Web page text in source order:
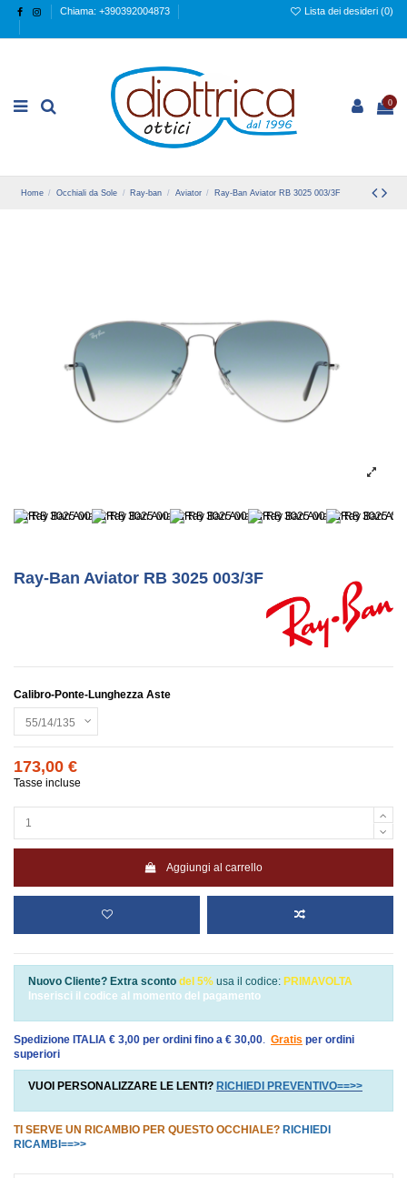
Chiama: +390392004873 Lista dei desideri (0)
0
Home Occhiali da Sole Ray-ban Aviator Ray-Ban Aviator RB 3025 003/3F
Ray-Ban Aviator RB 3025 003/3F
Calibro-Ponte-Lunghezza Aste
173,00 €
Tasse incluse
Aggiungi al carrello
Nuovo Cliente? Extra sconto del 5% usa il codice: PRIMAVOLTA
Inserisci il codice al momento del pagamento
Spedizione ITALIA € 3,00 per ordini fino a € 30,00 Gratis per ordini
superiori
VUOI PERSONALIZZARE LE LENTI? RICHIEDI PREVENTIVO==>>
TI SERVE UN RICAMBIO PER QUESTO OCCHIALE? RICHIEDI
RICAMBI==>>